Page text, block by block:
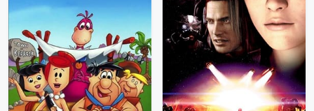
Ver Enlaces Privados VIP
Servidores directos